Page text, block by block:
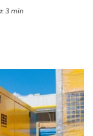
3 min